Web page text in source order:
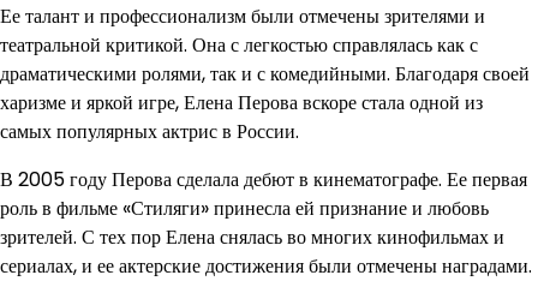
Ее талант и профессионализм были отмечены зрителями и
театральной критикой. Она с легкостью справлялась как с
драматическими ролями, так и с комедийными. Благодаря своей
харизме и яркой игре, Елена Перова вскоре стала одной из
самых популярных актрис в России.
В 2005 году Перова сделала дебют в кинематографе. Ее первая
роль в фильме «Стиляги» принесла ей признание и любовь
зрителей. С тех пор Елена снялась во многих кинофильмах и
сериалах, и ее актерские достижения были отмечены наградами.